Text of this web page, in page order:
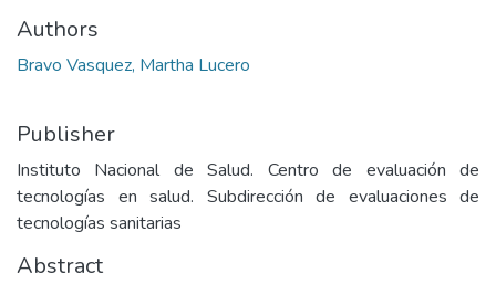
Authors
Bravo Vasquez, Martha Lucero
Publisher
Instituto Nacional de Salud. Centro de evaluación de
tecnologías en salud. Subdirección de evaluaciones de
tecnologías sanitarias
Abstract